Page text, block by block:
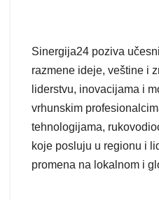
Sinergija24 poziva
razmene ideje, veštine i
liderstvu, inovacijama i
vrhunskim
tehnologijama,
koje posluju u regionu i
promena na lokalnom i